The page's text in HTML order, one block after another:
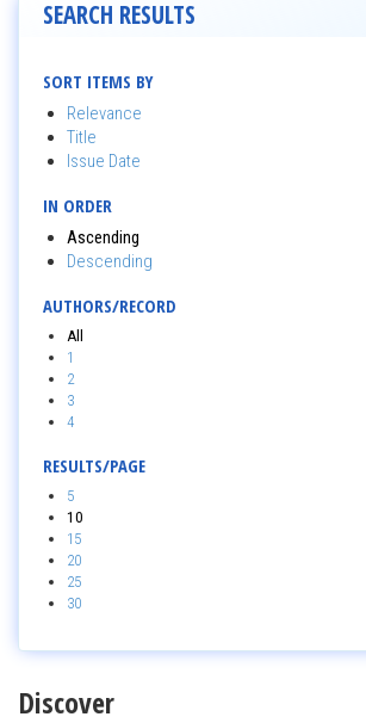
SEARCH RESULTS
SORT ITEMS BY
Relevance
Title
Issue Date
IN ORDER
Ascending
Descending
AUTHORS/RECORD
All
1
2
3
4
RESULTS/PAGE
5
10
15
20
25
30
Discover